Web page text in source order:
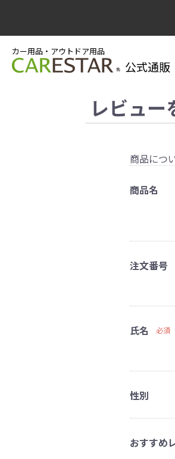
カー用品・アウトドア用品
公式通販
レビュー
商品につ
商品名
注文番号
氏名 必須
性別
おすすめ